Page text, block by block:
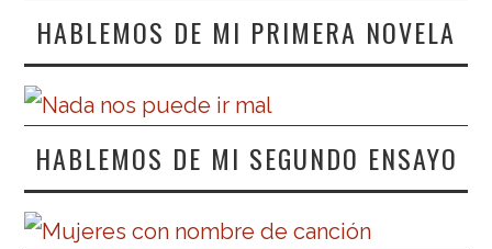
HABLEMOS DE MI PRIMERA NOVELA
HABLEMOS DE MI SEGUNDO ENSAYO